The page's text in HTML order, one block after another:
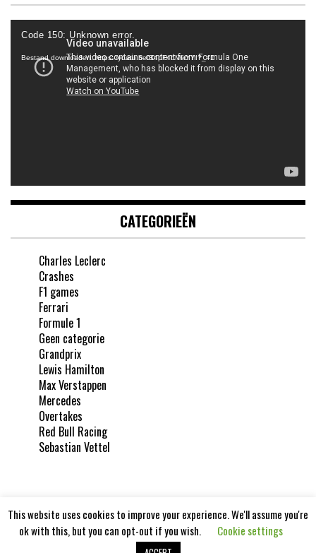
Videospeler
Code 150: Unknown error.
Bestand downloaden: https://youtu.be/B4pF4bMwYYI?_=1
CATEGORIEËN
Charles Leclerc
Crashes
F1 games
Ferrari
Formule 1
Geen categorie
Grandprix
Lewis Hamilton
Max Verstappen
Mercedes
Overtakes
Red Bull Racing
Sebastian Vettel
Formula1report 2020
This website uses cookies to improve your experience. We'll assume you're
ok with this, but you can opt-out if you wish.
Cookie settings